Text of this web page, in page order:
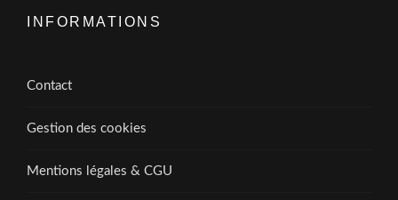
INFORMATIONS
Contact
Gestion des cookies
Mentions légales & CGU